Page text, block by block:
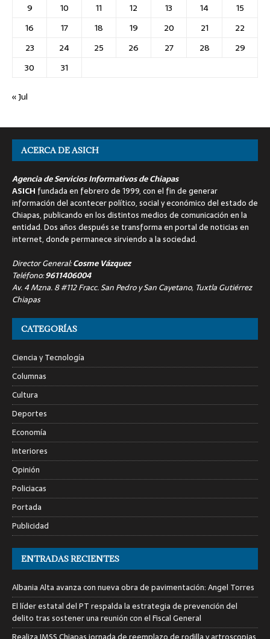
9
10 11 12 13 14
15
16
17 18 19 20 21
22
23
24 25 26 27 28
29
30
31
« Jul
ACERCA DE ASICH
Agencia de Servicios Informativos de Chiapas
ASICH fundada en febrero de 1999, con el fin de generar
información del acontecer político, social y económico del estado de
Chiapas, publicando en los distintos medios de comunicación en la
entidad. Dos años después se transforma en portal de noticias en
internet, donde permanece sirviendo a la sociedad.
Director General:Cosme Vázquez
Teléfono:9611406004
Av. 4 Mzna. 8 #112 Fracc. San Pedro y San Cayetano, Tuxtla Gutiérrez
Chiapas
CATEGORÍAS
Ciencia y Tecnología
Columnas
Cultura
Deportes
Economía
Interiores
Opinión
Policiacas
Portada
Publicidad
ENTRADAS RECIENTES
Albania Alta avanza con nueva obra de pavimentación: Angel Torres
El líder estatal del PT respalda la estrategia de prevención del
delito tras sostener una reunión con el Fiscal General